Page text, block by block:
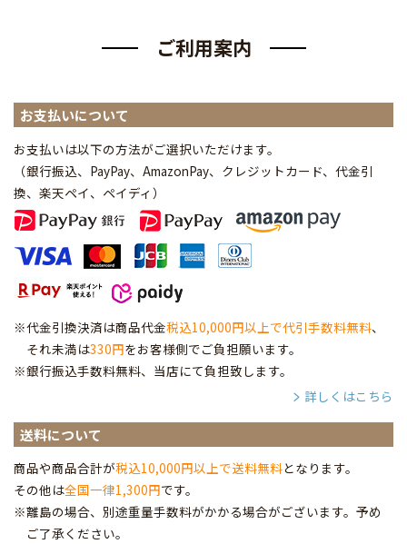
ご利用案内
お支払いについて
お支払いは以下の方法がご選択いただけます。
（銀行振込、PayPay、AmazonPay、クレジットカード、代金引
換、楽天ペイ、ペイディ ）
※代金引換決済は商品代金税込10,000円以上で代引手数料無料、
それ未満は330円をお客様側でご負担願います。
※銀行振込手数料無料、当店にて負担致します。
詳しくはこちら
送料について
商品や商品合計が税込10,000円以上で送料無料となります。
その他は全国一律1,300円です。
※離島の場合、別途重量手数料がかかる場合がございます。予め
ご了承ください。